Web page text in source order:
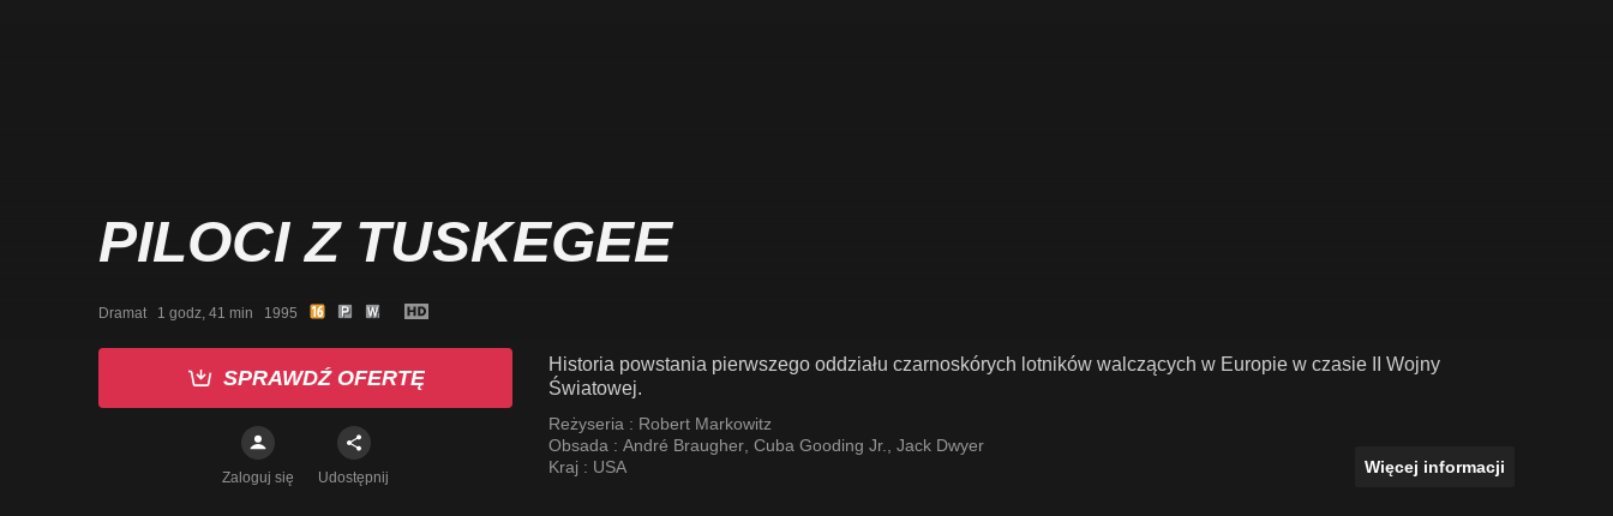
PILOCI Z TUSKEGEE
Dramat   1 godz, 41 min   1995
SPRAWDŹ OFERTĘ
Zaloguj się Udostępnij
Historia powstania pierwszego oddziału czarnoskórych lotników walczących w Europie w czasie II Wojny
Światowej.
Reżyseria : Robert Markowitz
Obsada : André Braugher Cuba Gooding Jr.
Jack Dwyer
Kraj : USA Więcej informacji